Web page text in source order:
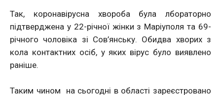
Так, коронавірусна хвороба була лбораторно
підтверджена у 22-річної жінки з Маріуполя та 69-
річного чоловіка зі Сов’янську. Обидва хворих з
кола контактних осіб, у яких вірус було виявлено
раніше.
Таким чином на сьогодні в області зареєстровано